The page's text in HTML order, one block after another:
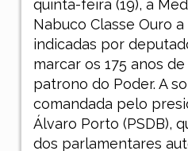
quinta-feira (19), a
Nabuco Classe Ouro
indicadas por
marcar os 175 anos
patrono do Poder. A
comandada pelo
Álvaro Porto (PSDB),
dos parlamentares